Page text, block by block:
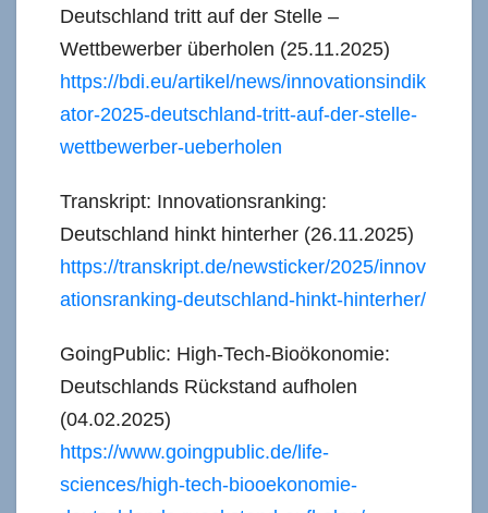
Deutschland tritt auf der Stelle –
Wettbewerber überholen (25.11.2025)
https://bdi.eu/artikel/news/innovationsindik
ator-2025-deutschland-tritt-auf-der-stelle-
wettbewerber-ueberholen
Transkript: Innovationsranking:
Deutschland hinkt hinterher (26.11.2025)
https://transkript.de/newsticker/2025/innov
ationsranking-deutschland-hinkt-hinterher/
GoingPublic: High-Tech-Bioökonomie:
Deutschlands Rückstand aufholen
(04.02.2025)
https://www.goingpublic.de/life-
sciences/high-tech-biooekonomie-